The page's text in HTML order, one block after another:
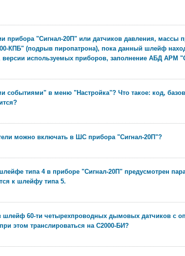
прибора "Сигнал-20П" или датчиков давления, массы
КПБ" (подрыв пиропатрона), пока данный шлейф
версии используемых приборов, заполнение АБД АРМ
событиями" в меню "Настройка"? Что такое: код,
можно включать в ШС прибора "Сигнал-20П"?
типа 4 в приборе "Сигнал-20П" предусмотрен
к шлейфу типа 5.
60-ти четырехпроводных дымовых датчиков с
этом транслироваться на С2000-БИ?